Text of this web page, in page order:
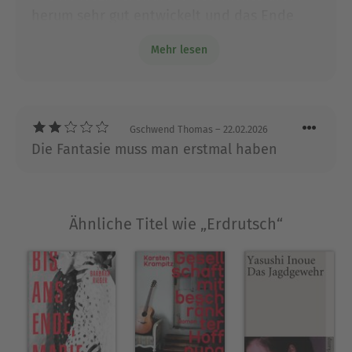
Über Burkhard Spinnen
Essays, Glossen und Rezensionen. Für seine
Werke wurde er vielfach ausgezeichnet, u.a. mit
dem aspekte-Literaturpreis, dem Literaturpreis
Hörbuchpreis. Mit seinem alten Studienfreund
Charles Wolkenstein entstand die Idee zu diesem
Buch.
Ausblenden
Mehr lesen
Gschwend Thomas – 22.02.2026
Die Fantasie muss man erstmal haben
Ähnliche Titel wie „Erdrutsch“